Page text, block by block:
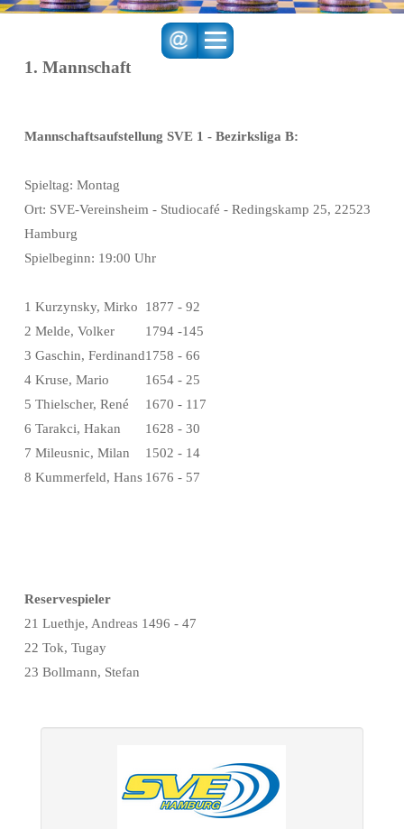
1. Mannschaft
Mannschaftsaufstellung SVE 1 - Bezirksliga B:
Spieltag: Montag
Ort: SVE-Vereinsheim - Studiocafé - Redingskamp 25, 22523
Hamburg
Spielbeginn: 19:00 Uhr
1 Kurzynsky, Mirko
1877 - 92
2 Melde, Volker
1794 -145
3 Gaschin, Ferdinand1758 - 66
4 Kruse, Mario
1654 - 25
5 Thielscher, René
1670 - 117
6 Tarakci, Hakan
1628 - 30
7 Mileusnic, Milan
1502 - 14
8 Kummerfeld, Hans 1676 - 57
Reservespieler
21 Luethje, Andreas 1496 - 47
22 Tok, Tugay
23 Bollmann, Stefan